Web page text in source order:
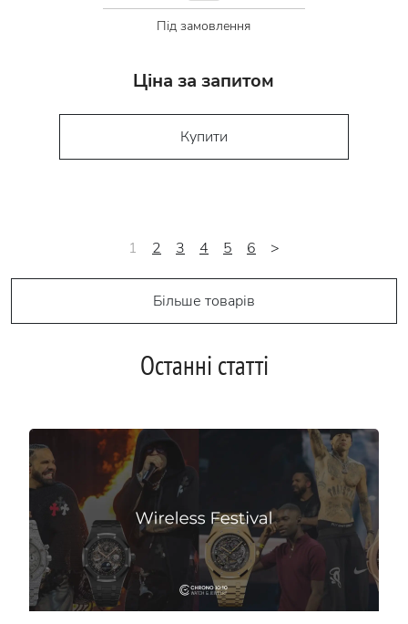
Під замовлення
Ціна за запитом
Купити
1 2 3 4 5 6 >
Більше товарів
Останні статті